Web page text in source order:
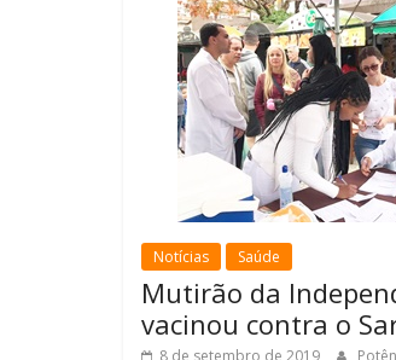
Notícias Saúde
Mutirão da
vacinou contra o